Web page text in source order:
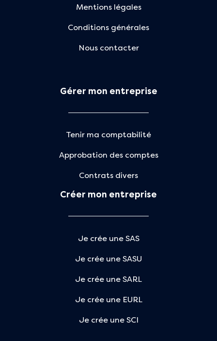
Mentions légales
Conditions générales
Nous contacter
Gérer mon entreprise
Tenir ma comptabilité
Approbation des comptes
Contrats divers
Créer mon entreprise
Je crée une SAS
Je crée une SASU
Je crée une SARL
Je crée une EURL
Je crée une SCI